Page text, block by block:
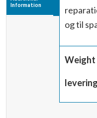
Information
og til
Weight